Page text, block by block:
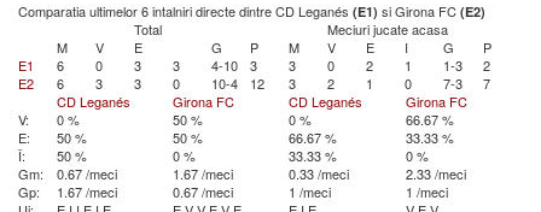
Comparatia ultimelor 6 intalniri directe dintre CD Leganés (E1) si Girona FC (E2)
Total
Meciuri jucate acasa
M
V E G P M V E I G
P
E1
6 0 3 3 4-10 3 3 0 2 1 1-3
2
E2
6 3 3 0 10-4 12 3 2 1 0 7-3
7
CD Leganés
Girona FC CD Leganés
Girona FC
V:
0 % 50 % 0 %
66.67 %
E:
50 % 50 % 66.67 %
33.33 %
Î:
50 % 0 % 33.33 %
0 %
Gm:
0.67 /meci 1.67 /meci 0.33 /meci
2.33 /meci
Gp:
1.67 /meci 0.67 /meci 1 /meci
1 /meci